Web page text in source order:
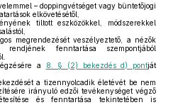
– doppingvétséget vagy büntetőjogi
elkövetésétől,
tiltott eszközökkel, módszerekkel
megrendezését veszélyeztető, a nézők
fenntartása szempontjából
a 8. § (2) bekezdés d) pontját
a tizennyolcadik életévét be nem
irányuló edzői tevékenységet végző
és fenntartása tekintetében is